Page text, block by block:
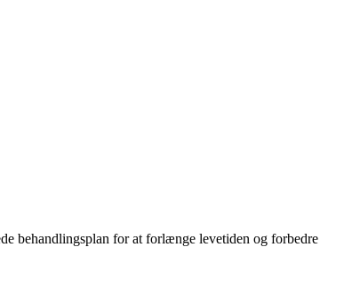
behandlingsplan for at forlænge levetiden og forbedre